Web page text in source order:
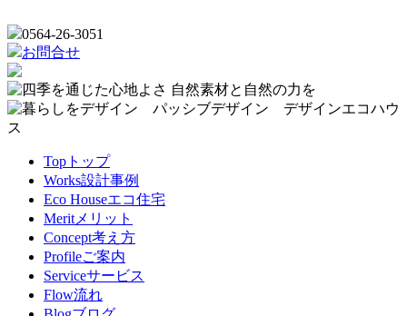
0564-26-3051
お問合せ
Top トップ
Works設計事例
Eco Houseエコ住宅
Merit メリット
Concept考え方
Profileご案内
Serviceサービス
Flow流れ